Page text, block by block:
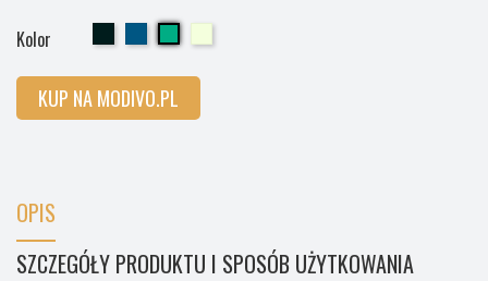
Kolor
KUP NA MODIVO.PL
OPIS
SZCZEGÓŁY PRODUKTU I SPOSÓB UŻYTKOWANIA